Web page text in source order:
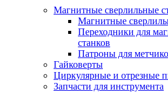
Магнитные сверлильные
Магнитные
Переходники для
станков
Патроны для
Гайковерты
Циркулярные и отрезные
Запчасти для инструмента